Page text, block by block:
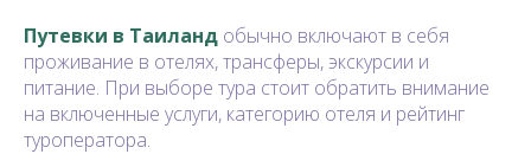
Путевки в Таиланд обычно включают в себя
проживание в отелях, трансферы, экскурсии и
питание. При выборе тура стоит обратить внимание
на включенные услуги, категорию отеля и рейтинг
туроператора.